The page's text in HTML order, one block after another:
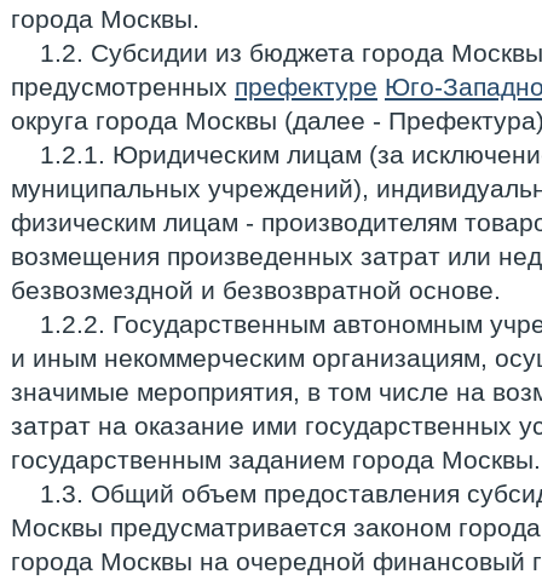
города Москвы.
1.2. Субсидии из бюджета города
предусмотренных префектуре Юго-
округа города Москвы (далее -
1.2.1. Юридическим лицам (за
муниципальных учреждений),
физическим лицам - производителям
возмещения произведенных затрат или
безвозмездной и безвозвратной основе.
1.2.2. Государственным автономным
и иным некоммерческим организациям,
значимые мероприятия, в том числе на
затрат на оказание ими государственных
государственным заданием города Москвы.
1.3. Общий объем предоставления
Москвы предусматривается законом
города Москвы на очередной финансовый